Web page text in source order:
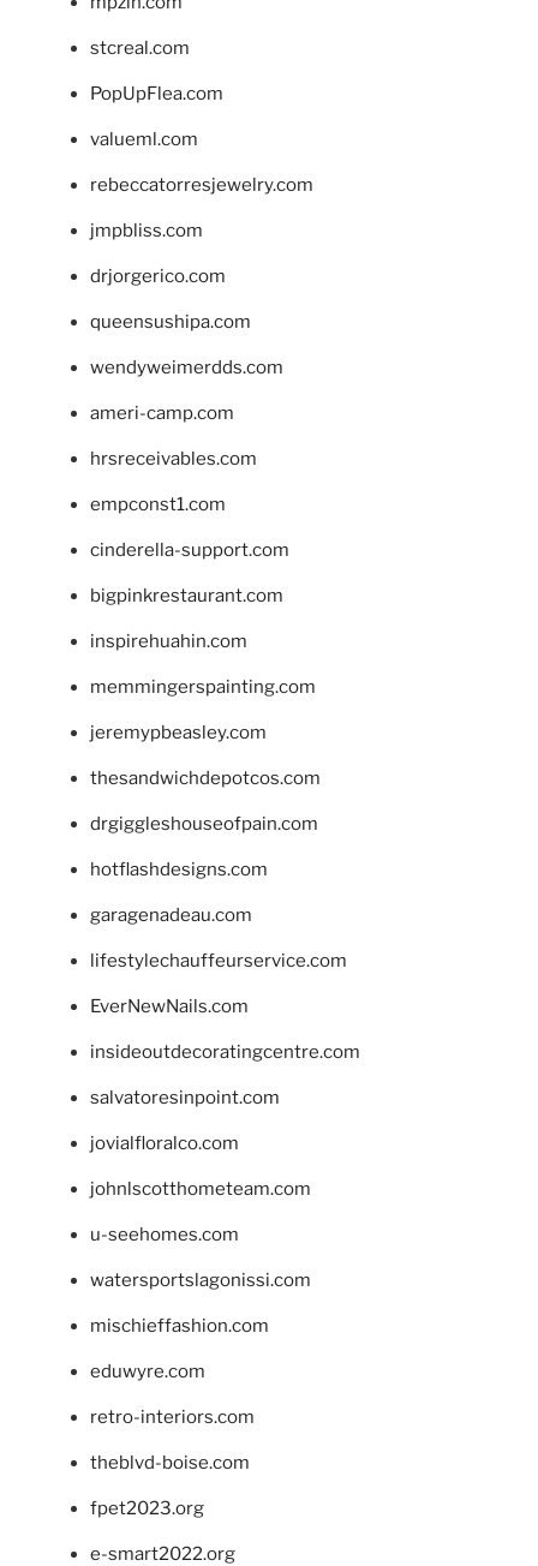
stcreal.com
PopUpFlea.com
valueml.com
rebeccatorresjewelry.com
jmpbliss.com
drjorgerico.com
queensushipa.com
wendyweimerdds.com
ameri-camp.com
hrsreceivables.com
empconst1.com
cinderella-support.com
bigpinkrestaurant.com
inspirehuahin.com
memmingerspainting.com
jeremypbeasley.com
thesandwichdepotcos.com
drgiggleshouseofpain.com
hotflashdesigns.com
garagenadeau.com
lifestylechauffeurservice.com
EverNewNails.com
insideoutdecoratingcentre.com
salvatoresinpoint.com
jovialfloralco.com
johnlscotthometeam.com
u-seehomes.com
watersportslagonissi.com
mischieffashion.com
eduwyre.com
retro-interiors.com
theblvd-boise.com
fpet2023.org
e-smart2022.org